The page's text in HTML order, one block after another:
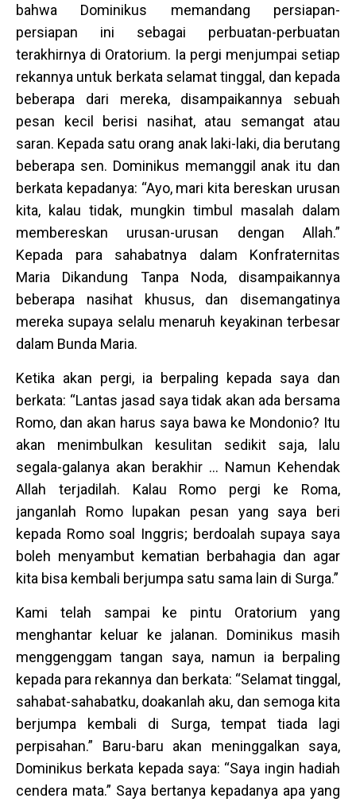
bahwa Dominikus memandang persiapan-
persiapan ini sebagai perbuatan-perbuatan
terakhirnya di Oratorium. Ia pergi menjumpai setiap
rekannya untuk berkata selamat tinggal, dan kepada
beberapa dari mereka, disampaikannya sebuah
pesan kecil berisi nasihat, atau semangat atau
saran. Kepada satu orang anak laki-laki, dia berutang
beberapa sen. Dominikus memanggil anak itu dan
berkata kepadanya: “Ayo, mari kita bereskan urusan
kita, kalau tidak, mungkin timbul masalah dalam
membereskan urusan-urusan dengan Allah.”
Kepada para sahabatnya dalam Konfraternitas
Maria Dikandung Tanpa Noda, disampaikannya
beberapa nasihat khusus, dan disemangatinya
mereka supaya selalu menaruh keyakinan terbesar
dalam Bunda Maria.
Ketika akan pergi, ia berpaling kepada saya dan
berkata: “Lantas jasad saya tidak akan ada bersama
Romo, dan akan harus saya bawa ke Mondonio? Itu
akan menimbulkan kesulitan sedikit saja, lalu
segala-galanya akan berakhir … Namun Kehendak
Allah terjadilah. Kalau Romo pergi ke Roma,
janganlah Romo lupakan pesan yang saya beri
kepada Romo soal Inggris; berdoalah supaya saya
boleh menyambut kematian berbahagia dan agar
kita bisa kembali berjumpa satu sama lain di Surga.”
Kami telah sampai ke pintu Oratorium yang
menghantar keluar ke jalanan. Dominikus masih
menggenggam tangan saya, namun ia berpaling
kepada para rekannya dan berkata: “Selamat tinggal,
sahabat-sahabatku, doakanlah aku, dan semoga kita
berjumpa kembali di Surga, tempat tiada lagi
perpisahan.” Baru-baru akan meninggalkan saya,
Dominikus berkata kepada saya: “Saya ingin hadiah
cendera mata.” Saya bertanya kepadanya apa yang